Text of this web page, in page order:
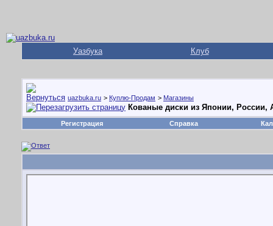
Уазбука Клуб
uazbuka.ru > Куплю-Продам > Магазины
Кованые диски из Японии, России,
Регистрация Справка